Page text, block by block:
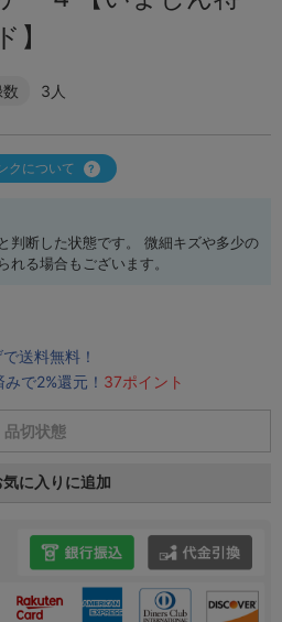
】
3人
クについて
判断した状態です。 微細キズや多少の
れる場合もございます。
送料無料！
で2%還元！ 37ポイント
品切状態
気に入りに追加